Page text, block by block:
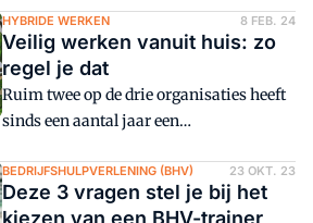
denken over een QHSE-platform met een
digitale RI&E. Daarmee houd je die RI&E
niet alleen actueel, je verhoogt ook het
veiligheidsbewustzijn in je organisatie.
HYBRIDE WERKEN 8 FEB. 24
Veilig werken vanuit huis: zo
regel je dat
Ruim twee op de drie organisaties heeft
sinds een aantal jaar een
locaties worden steeds flexibeler, wat
zorgt voor een vrije en productieve
BEDRIJFSHULPVERLENING (BHV) 23 OKT. 23
Deze 3 vragen stel je bij het
kiezen van een BHV-trainer